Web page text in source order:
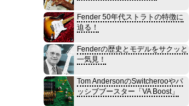
Fender 50年代ストラトの特徴に
迫る！
Fenderの歴史とモデルをサクッと
一気見！
Tom AndersonのSwitcherooやパ
ッシブブースター「VA Boost」